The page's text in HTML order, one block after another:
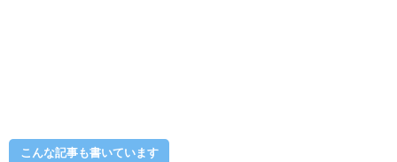
こんな記事も書いています